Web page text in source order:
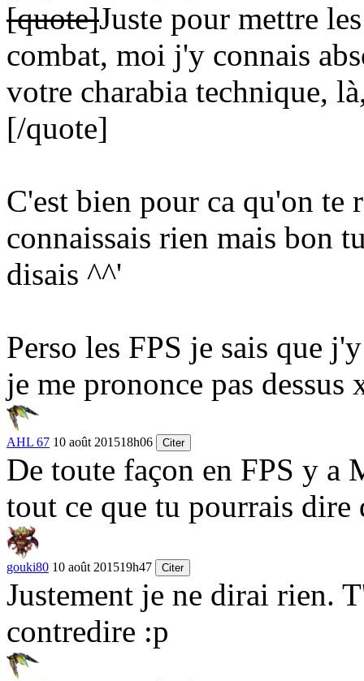
[quote]Juste pour mettre
combat, moi j'y connais
votre charabia technique,
[/quote]
C'est bien pour ca qu'on te
connaissais rien mais bon
disais ^^'
Perso les FPS je sais que
je me prononce pas dessus
AHL 67 10 août 201518h06 Citer
De toute façon en FPS y a
tout ce que tu pourrais dire
gouki80 10 août 201519h47 Citer
Justement je ne dirai rien.
contredire :p